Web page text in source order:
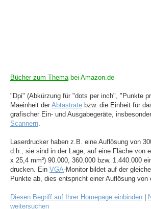
Bücher zum Themabei Amazon.de
"Dpi" (Abkürzung für "dots per inch", "Punkte
Maeinheit der Abtastrate bzw. die Einheit für
grafischer Ein- und Ausgabegeräte,
Scannern.
Laserdrucker haben z.B. eine Auflösung von
d.h., sie sind in der Lage, auf eine Fläche von
x 25,4 mm²) 90.000, 360.000 bzw. 1.440.000
drucken. Ein VGA-Monitor bildet auf der
Punkte ab, dies entspricht einer Auflösung von
Diesen Begriff auf Ihrer Homepage einbinden
weitersuchen